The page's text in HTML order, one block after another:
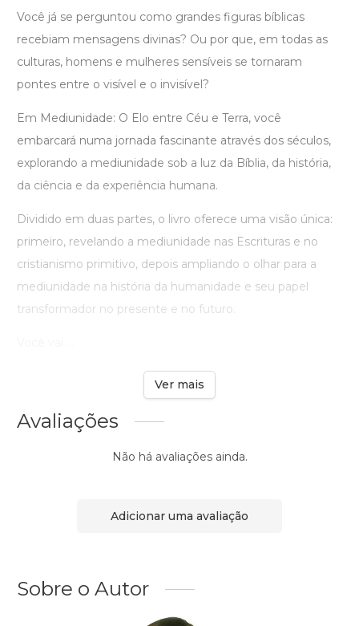
Você já se perguntou como grandes figuras bíblicas
recebiam mensagens divinas? Ou por que, em todas as
culturas, homens e mulheres sensíveis se tornaram
pontes entre o visível e o invisível?
Em Mediunidade: O Elo entre Céu e Terra, você
embarcará numa jornada fascinante através dos séculos,
explorando a mediunidade sob a luz da Bíblia, da história,
da ciência e da experiência humana.
Dividido em duas partes, o livro oferece uma visão única:
primeiro, revelando a mediunidade nas Escrituras e no
cristianismo primitivo, depois ampliando o olhar para a
mediunidade na história da humanidade e seu papel
transformador no presente e no futuro.
Ver mais
Avaliações
Não há avaliações ainda.
Adicionar uma avaliação
Sobre o Autor